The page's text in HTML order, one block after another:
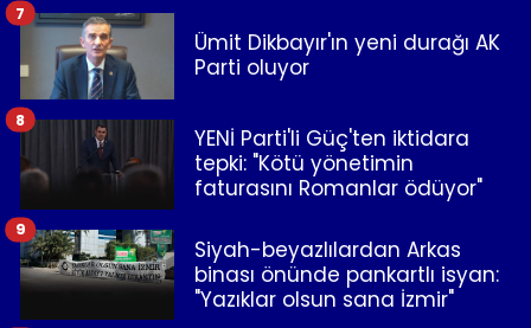
Ümit Dikbayır'ın yeni durağı AK
Parti oluyor
7
YENİ Parti'li Güç'ten iktidara
tepki: "Kötü yönetimin
faturasını Romanlar ödüyor"
8
Siyah-beyazlılardan Arkas
binası önünde pankartlı isyan:
"Yazıklar olsun sana İzmir"
9